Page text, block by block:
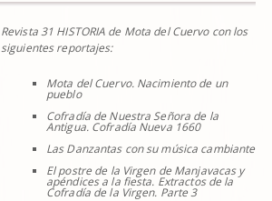
Revista 31 HISTORIA de Mota del Cuervo con los
siguientes reportajes:
Mota del Cuervo. Nacimiento de un
pueblo
Cofradía de Nuestra Señora de la
Antigua. Cofradía Nueva 1660
Las Danzantas con su música cambiante
El postre de la Virgen de Manjavacas y
apéndices a la fiesta. Extractos de la
Cofradía de la Virgen. Parte 3